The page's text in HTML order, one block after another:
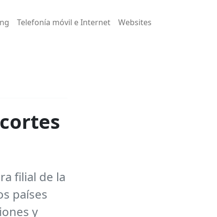
Telefonía móvil e Internet Websites
filial de la
países
y